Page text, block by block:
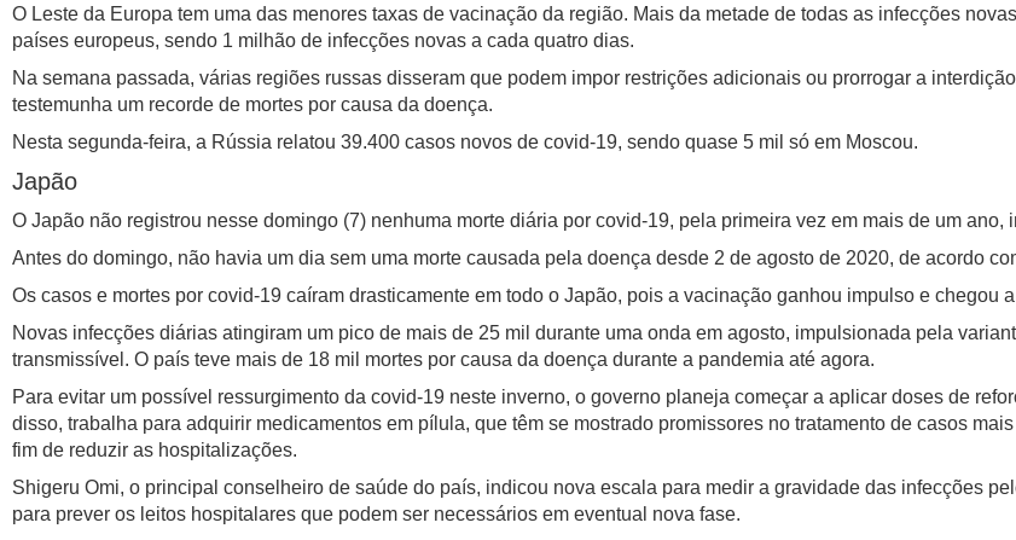
O Leste da Europa tem uma das menores taxas de vacinação da região. Mais da metade de todas as infecções
países europeus, sendo 1 milhão de infecções novas a cada quatro dias.
Na semana passada, várias regiões russas disseram que podem impor restrições adicionais ou prorrogar a
testemunha um recorde de mortes por causa da doença.
Nesta segunda-feira, a Rússia relatou 39.400 casos novos de covid-19, sendo quase 5 mil só em Moscou.
Japão
O Japão não registrou nesse domingo (7) nenhuma morte diária por covid-19, pela primeira vez em mais de um ano,
Antes do domingo, não havia um dia sem uma morte causada pela doença desde 2 de agosto de 2020, de acordo
Os casos e mortes por covid-19 caíram drasticamente em todo o Japão, pois a vacinação ganhou impulso e chegou
Novas infecções diárias atingiram um pico de mais de 25 mil durante uma onda em agosto, impulsionada pela
transmissível. O país teve mais de 18 mil mortes por causa da doença durante a pandemia até agora.
Para evitar um possível ressurgimento da covid-19 neste inverno, o governo planeja começar a aplicar doses de
disso, trabalha para adquirir medicamentos em pílula, que têm se mostrado promissores no tratamento de casos
fim de reduzir as hospitalizações.
Shigeru Omi, o principal conselheiro de saúde do país, indicou nova escala para medir a gravidade das infecções
para prever os leitos hospitalares que podem ser necessários em eventual nova fase.